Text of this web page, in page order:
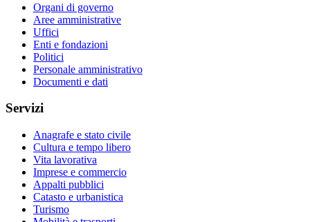
Organi di governo
Aree amministrative
Uffici
Enti e fondazioni
Politici
Personale amministrativo
Documenti e dati
Servizi
Anagrafe e stato civile
Cultura e tempo libero
Vita lavorativa
Imprese e commercio
Appalti pubblici
Catasto e urbanistica
Turismo